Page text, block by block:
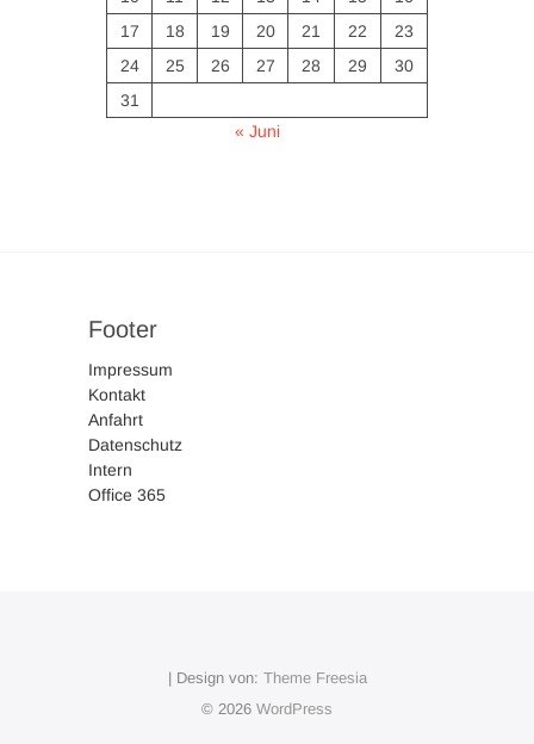
17
18 19 20 21 22
23
24
25 26 27 28 29
30
31
« Juni
Footer
Impressum
Kontakt
Anfahrt
Datenschutz
Intern
Office 365
| Design von: Theme Freesia
© 2026 WordPress